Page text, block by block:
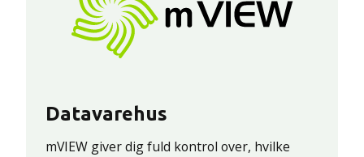
Datavarehus
mVIEW giver dig fuld kontrol over, hvilke